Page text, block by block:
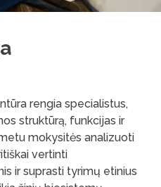
rengia specialistus,
struktūrą, funkcijas ir
mokysitės analizuoti
vertinti
ir suprasti tyrimų etinius